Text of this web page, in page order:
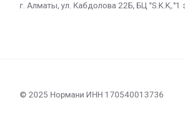
г. Алматы, ул. Кабдолова 22Б, БЦ "S.K.K​,."​1
© 2025 Нормани ИНН 170540013736